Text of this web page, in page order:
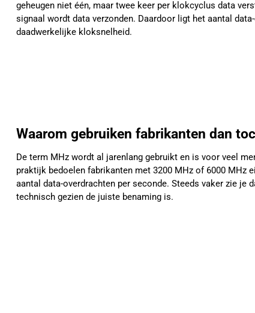
geheugen niet één, maar twee keer per klokcyclus data
signaal wordt data verzonden. Daardoor ligt het aantal
daadwerkelijke kloksnelheid.
Waarom gebruiken fabrikanten dan
De term MHz wordt al jarenlang gebruikt en is voor veel
praktijk bedoelen fabrikanten met 3200 MHz of 6000 MHz
aantal data-overdrachten per seconde. Steeds vaker zie
technisch gezien de juiste benaming is.